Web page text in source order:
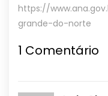
https://
grande-do-norte
1 Comentário